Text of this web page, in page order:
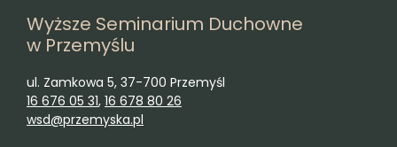
Wyższe Seminarium Duchowne
w Przemyślu
ul. Zamkowa 5, 37-700 Przemyśl
16 676 05 31, 16 678 80 26
wsd@przemyska.pl